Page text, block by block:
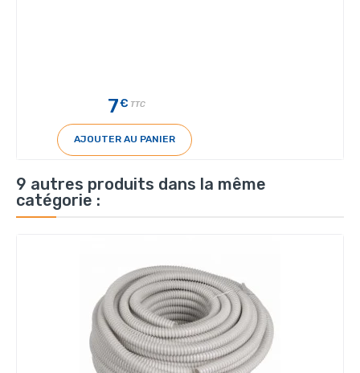
7€ TTC
AJOUTER AU PANIER
9 autres produits dans la même
catégorie :